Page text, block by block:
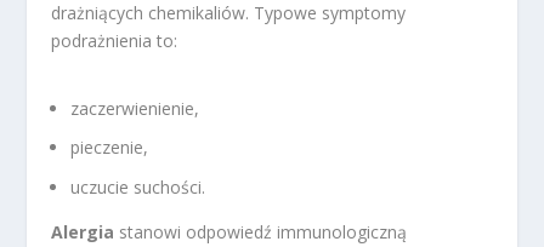
drażniących chemikaliów. Typowe symptomy
podrażnienia to:
zaczerwienienie,
pieczenie,
uczucie suchości.
Alergia stanowi odpowiedź immunologiczną